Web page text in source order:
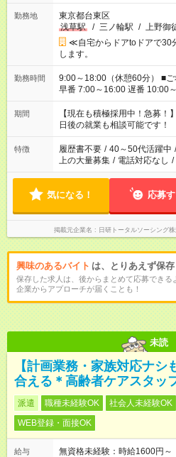
勤務地
東京都台東区
浅草駅
/ 三ノ輪駅 / 上野御
≪自宅からドアtoドアで30
します。
勤務時間
9:00～18:00（休憩60分） ■ご希望があれば下記シフトもOK！
早番 7:00～16:00 遅番 10:00～19:00 「家族と休み
い」 「余裕を持って夕飯の準
たくない」 など、ご希望を教えてく
の方へ 今ご覧のお仕事で希望
の勤務時間。 合計で週40時
期間
【現在も積極採用中！急募
日後の就業も相談可能です！
特徴 履歴書不要 / 40～50代活躍中 /
上の大量募集 / 電話対応なし /
気になる！ 応募
掲載元企業名 日研トータルソーシング
興味のあるバイト は、とりあえず保
保存した求人は、後からまとめて応募できる
企業からアプローチが届くことも！
未読
【計画業務・家族対応ナシ
合える＊高齢者ケアスタッ
派遣 職種未経験OK 社会人未経験OK
WEB登録・面接OK
給与
無資格未経験：時給1600円